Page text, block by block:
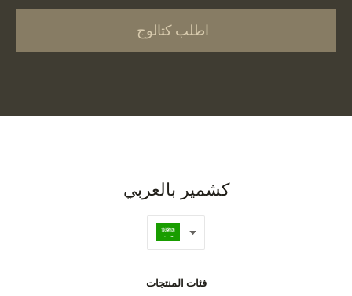
اطلب كتالوج
كشمير بالعربي
فئات المنتجات